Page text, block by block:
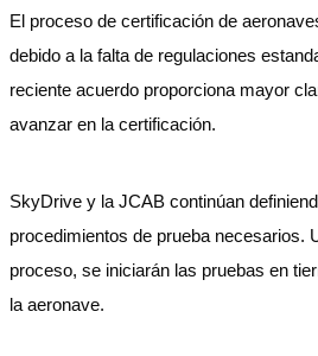
El proceso de certificación de
debido a la falta de regulaciones
reciente acuerdo proporciona mayor
avanzar en la certificación.
SkyDrive y la JCAB continúan
procedimientos de prueba necesarios.
proceso, se iniciarán las pruebas en
la aeronave.